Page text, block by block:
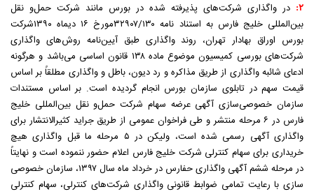
۲:
در واگذاری شرکت‌های پذیرفته شده در بورس مانند شرکت حمل‌و‌ نقل
بین‌المللی خلیج فارس به استناد نامه ۳۲۹۰۷/۱۳۰مورخ ۱۶ دیماه ۱۳۹۰شرکت
بورس اوراق بهادار تهران، روند واگذاری طبق آیین‌نامه روش‌های واگذاری
شرکت‌های بورسی کمیسیون موضوع ماده ۱۳۸ قانون اساسی می‌باشد و هرگونه
ادعای شائبه واگذاری از طریق مذاکره و رد دیون، باطل و واگذاری مطلقاً بر اساس
قیمت سهم در تابلوی سازمان بورس انجام گردیده است. بر اساس مستندات
سازمان خصوصی‌سازی آگهی عرضه سهام شرکت حمل‌و‌ نقل بین‌المللی خلیج
فارس در ۶ مرحله منتشر و طی فراخوان عمومی از طریق جراید کثیرالانتشار برای
واگذاری آگهی رسمی شده است، ولیکن در ۵ مرحله ما قبل واگذاری هیچ
خریداری برای سهام کنترلی شرکت خلیج فارس اعلام حضور ننموده است و نهایتاً
در مرحله ششم آگهی واگذاری حفارس در خرداد ماه سال ۱۳۹۷، سازمان خصوصی
سازی با رعایت تمامی ضوابط قانونی واگذاری شرکت‌های کنترلی، سهام کنترلی